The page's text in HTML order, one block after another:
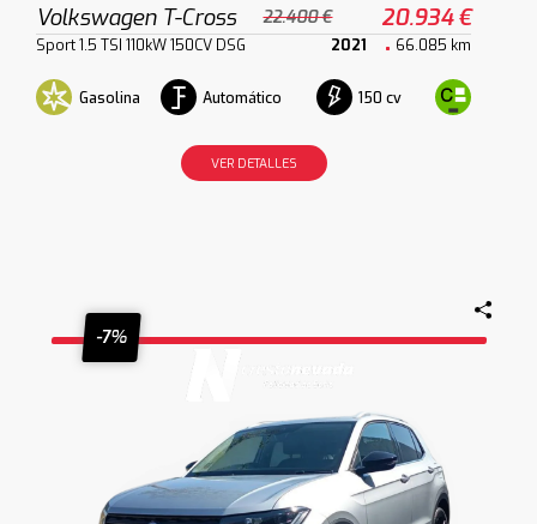
Volkswagen T-Cross 22.400 € 20.934 €
Sport 1.5 TSI 110kW 150CV DSG 2021 66.085 km
Gasolina Automático 150 cv
VER DETALLES
-7%